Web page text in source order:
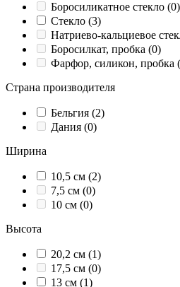
Боросиликатное стекло (0)
Стекло (3)
Натриево-кальциевое
Боросилкат, пробка (0)
Фарфор, силикон, пробка
Страна производителя
Бельгия (2)
Дания (0)
Ширина
10,5 см (2)
7,5 см (0)
10 см (0)
Высота
20,2 см (1)
17,5 см (0)
13 см (1)